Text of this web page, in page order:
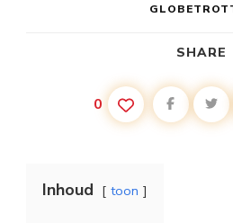
SHARE
0
Inhoud toon